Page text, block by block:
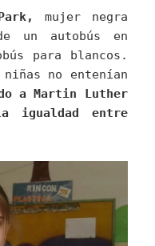
mujer negra
un autobús en
para blancos.
no entenían
a Martin Luther
igualdad entre